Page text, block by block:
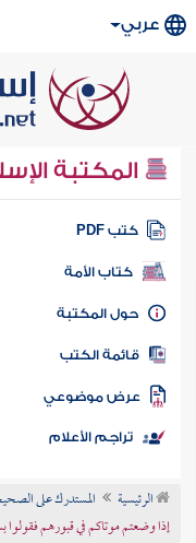
عربي
المكتبة
كتب PDF
كتاب الأمة
المكتبة
الكتب
موضوعي
تراجم الأعلام
الرئيسية المستدرك على
إذا وضعتم موتاكم في قبورهم فقولوا